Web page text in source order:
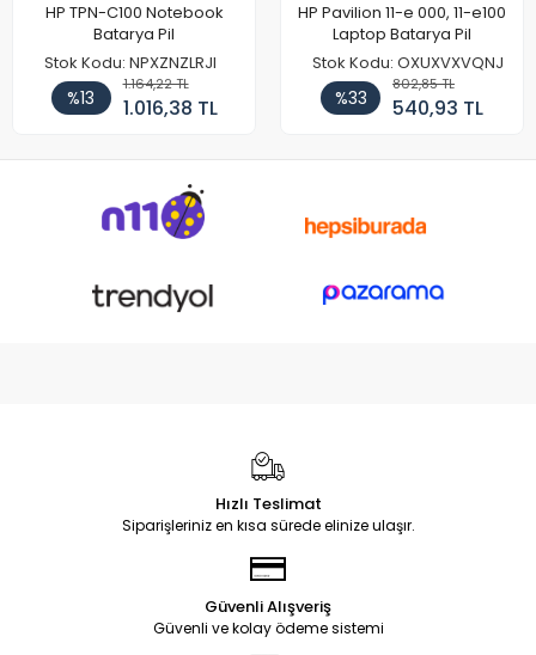
HP TPN-C100 Notebook
Batarya Pil
Stok Kodu: NPXZNZLRJI
%13
1.164,22 TL
1.016,38 TL
HP Pavilion 11-e 000, 11-e100
Laptop Batarya Pil
Stok Kodu: OXUXVXVQNJ
%33
802,85 TL
540,93 TL
Hızlı Teslimat
Siparişleriniz en kısa sürede elinize ulaşır.
Güvenli Alışveriş
Güvenli ve kolay ödeme sistemi